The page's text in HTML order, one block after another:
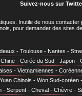
Suivez-nous sur
. Inutile de nous
pour demander des sites
- Toulouse - Nantes -
Chine - Corée du Sud - Japon -
- Vietnamiennes -
Yuan Chinois - Won Sud-coréen
- Serpent - Cheval - Chèvre -